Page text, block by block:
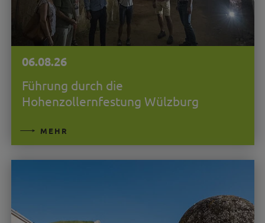
06.08.26
Führung durch die
Hohenzollernfestung Wülzburg
MEHR